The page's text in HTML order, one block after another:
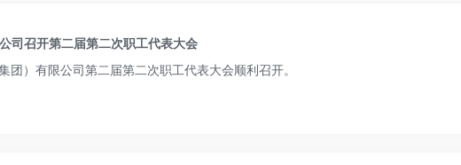
司召开第二届第二次职工代表大会
团）有限公司第二届第二次职工代表大会顺利召开。